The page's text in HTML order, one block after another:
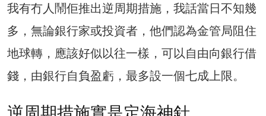
我有冇人鬧佢推出逆周期措施，我話當日不知幾
多，無論銀行家或投資者，他們認為金管局阻住
地球轉，應該好似以往一樣，可以自由向銀行借
錢，由銀行自負盈虧，最多設一個七成上限。